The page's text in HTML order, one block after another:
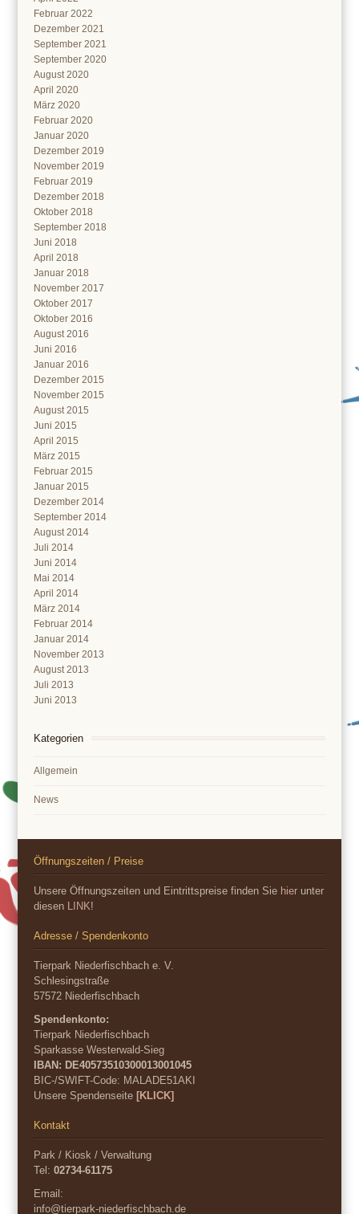
Februar 2022
Dezember 2021
September 2021
September 2020
August 2020
April 2020
März 2020
Februar 2020
Januar 2020
Dezember 2019
November 2019
Februar 2019
Dezember 2018
Oktober 2018
September 2018
Juni 2018
April 2018
Januar 2018
November 2017
Oktober 2017
Oktober 2016
August 2016
Juni 2016
Januar 2016
Dezember 2015
November 2015
August 2015
Juni 2015
April 2015
März 2015
Februar 2015
Januar 2015
Dezember 2014
September 2014
August 2014
Juli 2014
Juni 2014
Mai 2014
April 2014
März 2014
Februar 2014
Januar 2014
November 2013
August 2013
Juli 2013
Juni 2013
Kategorien
Allgemein
News
Öffnungszeiten / Preise
Unsere Öffnungszeiten und Eintrittspreise finden Sie hier unter
diesen LINK!
Adresse / Spendenkonto
Tierpark Niederfischbach e. V.
Schlesingstraße
57572 Niederfischbach
Spendenkonto:
Tierpark Niederfischbach
Sparkasse Westerwald-Sieg
IBAN: DE40573510300013001045
BIC-/SWIFT-Code: MALADE51AKI
Unsere Spendenseite[KLICK]
Kontakt
Park / Kiosk / Verwaltung
Tel:02734-61175
Email:
info@tierpark-niederfischbach.de